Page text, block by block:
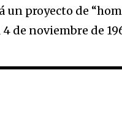
un proyecto de
noviembre de